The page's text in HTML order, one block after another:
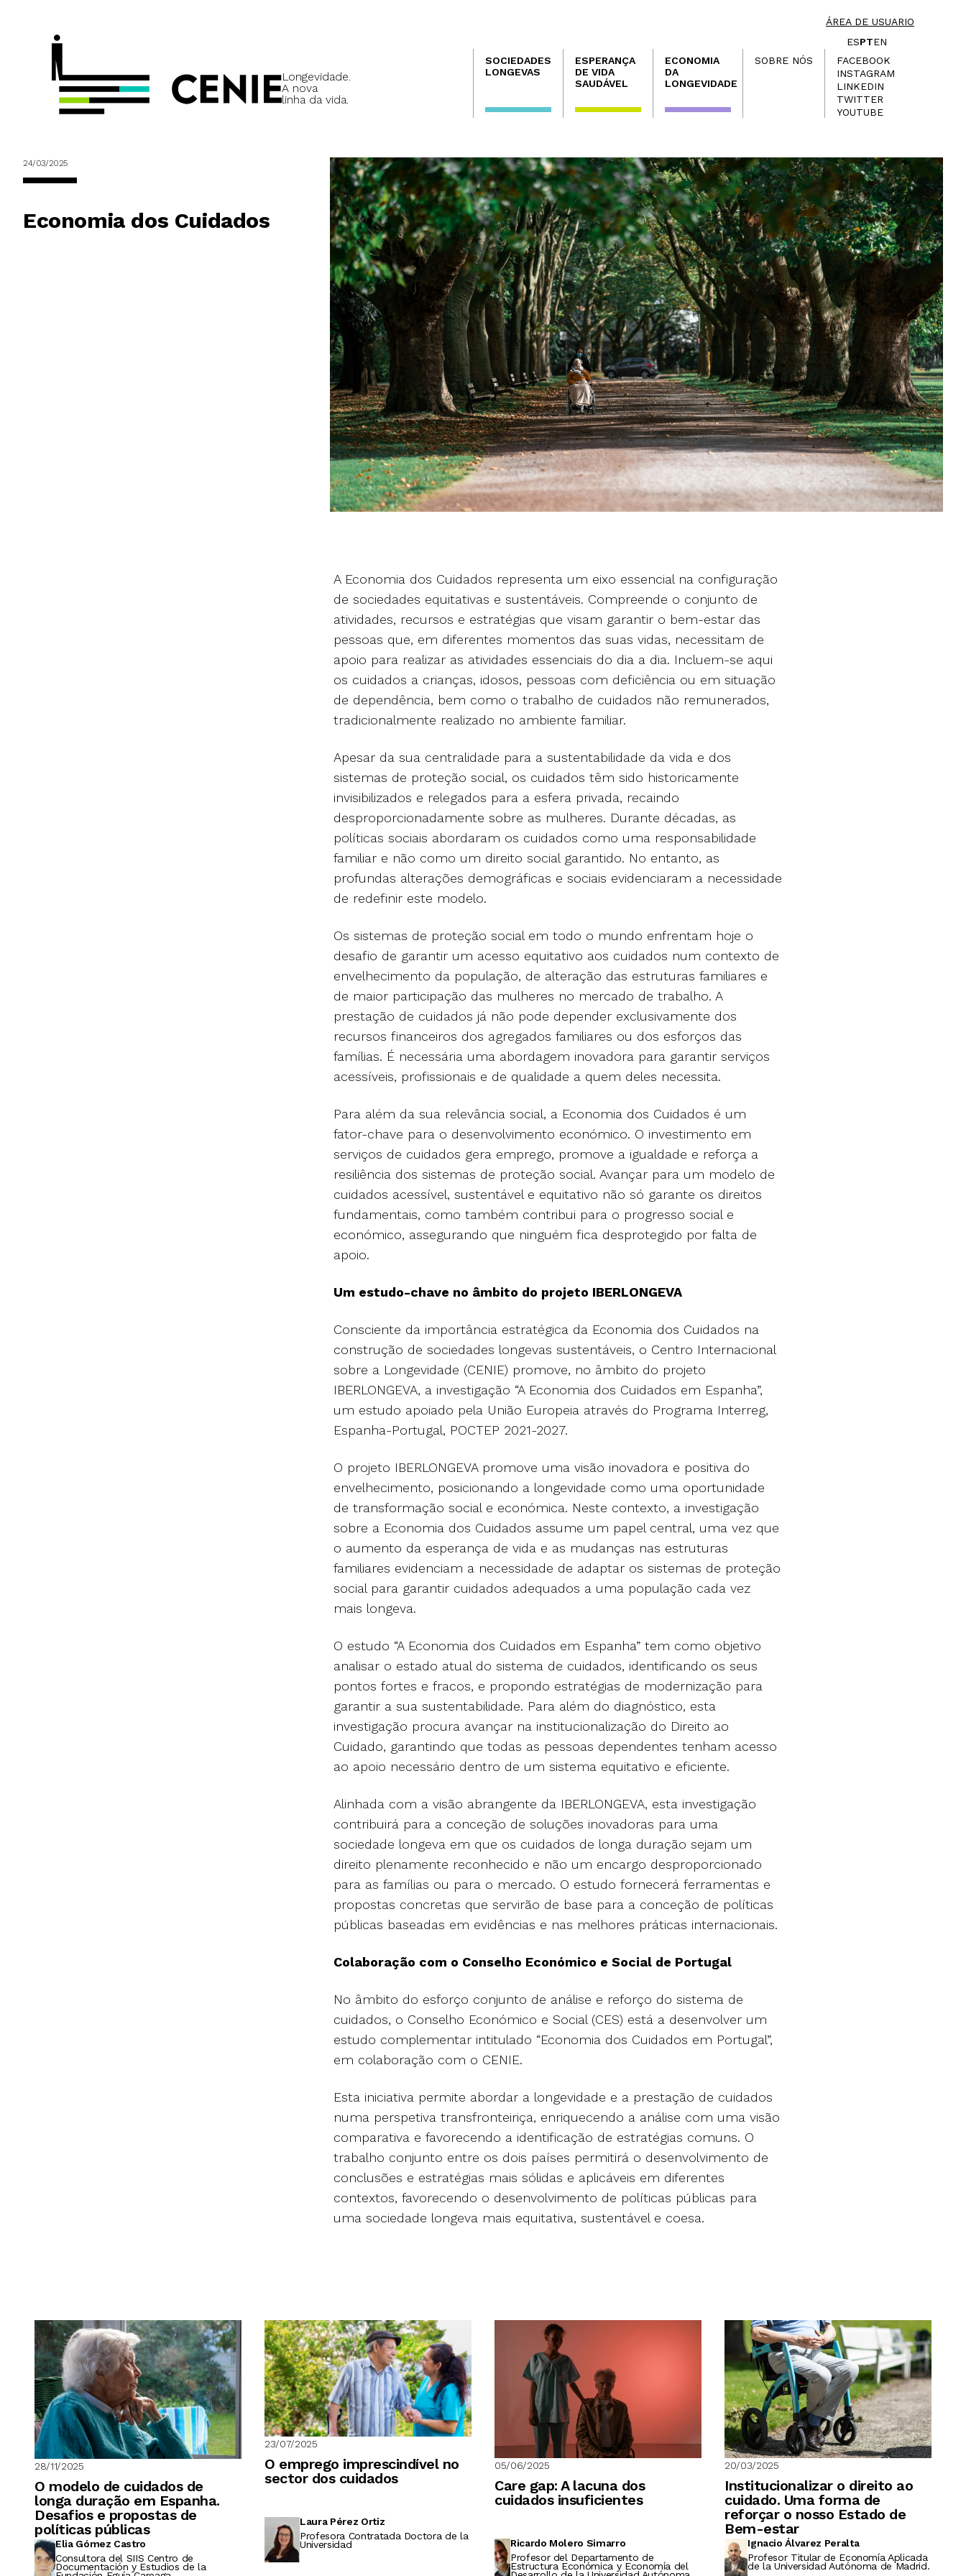
ÁREA DE USUARIO
Longevidade.
A nova
linha da vida.
ESPTEN
Navegación
principal
SOCIEDADES
LONGEVAS
ESPERANÇA
DE VIDA
SAUDÁVEL
ECONOMIA
DA
LONGEVIDADE
SOBRE NÓS
FACEBOOK
INSTAGRAM
LINKEDIN
TWITTER
YOUTUBE
24/03/2025
Economia dos Cuidados
A Economia dos Cuidados representa um eixo essencial na configuração
de sociedades equitativas e sustentáveis. Compreende o conjunto de
atividades, recursos e estratégias que visam garantir o bem-estar das
pessoas que, em diferentes momentos das suas vidas, necessitam de
apoio para realizar as atividades essenciais do dia a dia. Incluem-se aqui
os cuidados a crianças, idosos, pessoas com deficiência ou em situação
de dependência, bem como o trabalho de cuidados não remunerados,
tradicionalmente realizado no ambiente familiar.
Apesar da sua centralidade para a sustentabilidade da vida e dos
sistemas de proteção social, os cuidados têm sido historicamente
invisibilizados e relegados para a esfera privada, recaindo
desproporcionadamente sobre as mulheres. Durante décadas, as
políticas sociais abordaram os cuidados como uma responsabilidade
familiar e não como um direito social garantido. No entanto, as
profundas alterações demográficas e sociais evidenciaram a necessidade
de redefinir este modelo.
Os sistemas de proteção social em todo o mundo enfrentam hoje o
desafio de garantir um acesso equitativo aos cuidados num contexto de
envelhecimento da população, de alteração das estruturas familiares e
de maior participação das mulheres no mercado de trabalho. A
prestação de cuidados já não pode depender exclusivamente dos
recursos financeiros dos agregados familiares ou dos esforços das
famílias. É necessária uma abordagem inovadora para garantir serviços
acessíveis, profissionais e de qualidade a quem deles necessita.
Para além da sua relevância social, a Economia dos Cuidados é um
fator-chave para o desenvolvimento económico. O investimento em
serviços de cuidados gera emprego, promove a igualdade e reforça a
resiliência dos sistemas de proteção social. Avançar para um modelo de
cuidados acessível, sustentável e equitativo não só garante os direitos
fundamentais, como também contribui para o progresso social e
económico, assegurando que ninguém fica desprotegido por falta de
apoio.
Um estudo-chave no âmbito do projeto IBERLONGEVA
Consciente da importância estratégica da Economia dos Cuidados na
construção de sociedades longevas sustentáveis, o Centro Internacional
sobre a Longevidade (CENIE) promove, no âmbito do projeto
IBERLONGEVA, a investigação “A Economia dos Cuidados em Espanha”,
um estudo apoiado pela União Europeia através do Programa Interreg,
Espanha-Portugal, POCTEP 2021-2027.
O projeto IBERLONGEVA promove uma visão inovadora e positiva do
envelhecimento, posicionando a longevidade como uma oportunidade
de transformação social e económica. Neste contexto, a investigação
sobre a Economia dos Cuidados assume um papel central, uma vez que
o aumento da esperança de vida e as mudanças nas estruturas
familiares evidenciam a necessidade de adaptar os sistemas de proteção
social para garantir cuidados adequados a uma população cada vez
mais longeva.
O estudo “A Economia dos Cuidados em Espanha” tem como objetivo
analisar o estado atual do sistema de cuidados, identificando os seus
pontos fortes e fracos, e propondo estratégias de modernização para
garantir a sua sustentabilidade. Para além do diagnóstico, esta
investigação procura avançar na institucionalização do Direito ao
Cuidado, garantindo que todas as pessoas dependentes tenham acesso
ao apoio necessário dentro de um sistema equitativo e eficiente.
Alinhada com a visão abrangente da IBERLONGEVA, esta investigação
contribuirá para a conceção de soluções inovadoras para uma
sociedade longeva em que os cuidados de longa duração sejam um
direito plenamente reconhecido e não um encargo desproporcionado
para as famílias ou para o mercado. O estudo fornecerá ferramentas e
propostas concretas que servirão de base para a conceção de políticas
públicas baseadas em evidências e nas melhores práticas internacionais.
Colaboração com o Conselho Económico e Social de Portugal
No âmbito do esforço conjunto de análise e reforço do sistema de
cuidados, o Conselho Económico e Social (CES) está a desenvolver um
estudo complementar intitulado “Economia dos Cuidados em Portugal”,
em colaboração com o CENIE.
Esta iniciativa permite abordar a longevidade e a prestação de cuidados
numa perspetiva transfronteiriça, enriquecendo a análise com uma visão
comparativa e favorecendo a identificação de estratégias comuns. O
trabalho conjunto entre os dois países permitirá o desenvolvimento de
conclusões e estratégias mais sólidas e aplicáveis em diferentes
contextos, favorecendo o desenvolvimento de políticas públicas para
uma sociedade longeva mais equitativa, sustentável e coesa.
28/11/2025
O modelo de cuidados de
longa duração em Espanha.
Desafios e propostas de
políticas públicas
Elia Gómez Castro
Consultora del SIIS Centro de
Documentación y Estudios de la
23/07/2025
O emprego imprescindível no
sector dos cuidados
Laura Pérez Ortiz
Profesora Contratada Doctora de la
Universidad
05/06/2025
Care gap: A lacuna dos
cuidados insuficientes
Ricardo Molero Simarro
Profesor del Departamento de
Estructura Económica y Economía del
20/03/2025
Institucionalizar o direito ao
cuidado. Uma forma de
reforçar o nosso Estado de
Bem-estar
Ignacio Álvarez Peralta
Profesor Titular de Economía Aplicada
de la Universidad Autónoma de Madrid.